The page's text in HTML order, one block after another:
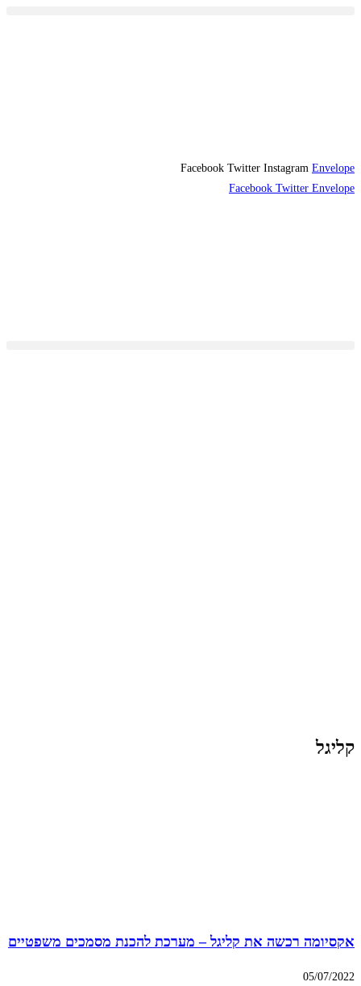
Facebook Twitter Instagram Envelope
Facebook Twitter Envelope
קליגל
אקסיומה רכשה את קליגל – מערכת להכנת מסמכים משפטיים
05/07/2022